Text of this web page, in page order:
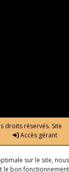
droits réservés. Site
Accès gérant
sur le site, nous
le bon fonctionnement